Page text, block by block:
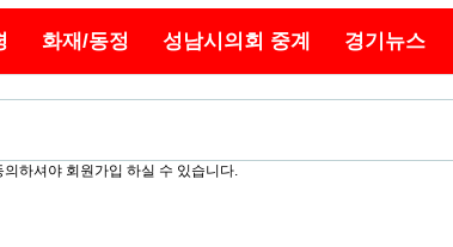
화재/동정 성남시의회 중계 경기뉴스
하셔야 회원가입 하실 수 있습니다.